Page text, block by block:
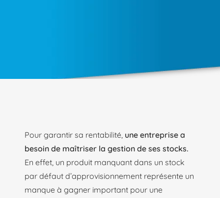
Pour garantir sa rentabilité, une entreprise a
besoin de maîtriser la gestion de ses stocks.
En effet, un produit manquant dans un stock
par défaut d’approvisionnement représente un
manque à gagner important pour une